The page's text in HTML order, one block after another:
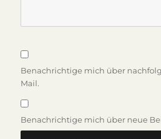
Benachrichtige mich über
Mail.
Benachrichtige mich über neue